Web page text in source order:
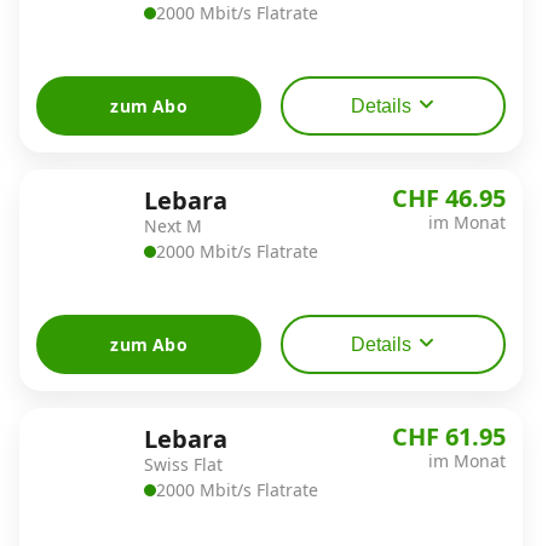
2000 Mbit/s Flatrate
zum Abo Details
Lebara
Next M
2000 Mbit/s Flatrate
CHF 46.95
im Monat
zum Abo Details
Lebara
Swiss Flat
2000 Mbit/s Flatrate
CHF 61.95
im Monat